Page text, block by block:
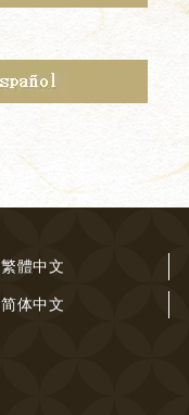
繁體中文
简体中文